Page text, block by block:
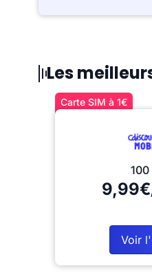
Les
Carte SIM à 1€
100
Voir